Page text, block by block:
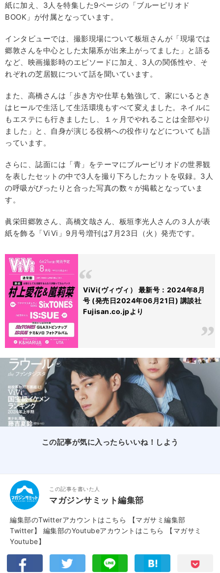
紙に加え、3人を特集した9ページの「ブルーピリオド
BOOK」が付属となっています。
インタビューでは、撮影現場について板垣さんが「現場では
郷敦さんを中心とした太陽系が出来上がってました」と語る
など、映画撮影時のエピソードに加え、3人の関係性や、そ
れぞれの芝居観について話を聞いています。
また、高橋さんは「歩き方や仕草も勉強して、家にいるとき
はヒールで生活して生活環境もすべて変えました。ネイルに
もエステにも行きましたし、１ヶ月でやれることは全部やり
ました」と、自身が演じる役柄への役作りなどについても語
っています。
さらに、誌面には「青」をテーマにブルーピリオドの世界観
を表したセットの中で3人を撮り下ろしたカットを収録。3人
の呼吸がぴったりと合った写真の数々が掲載となっていま
す。
眞栄田郷敦さん、高橋文哉さん、板垣李光人さんの３人が表
紙を飾る「ViVi」9月号増刊は7月23日（火）発売です。
ViVi(ヴィヴィ） 最新号：2024年8月
号 (発売日2024年06月21日) 講談社
Fujisan.co.jpより
この記事が気に入ったらいいね！しよう
この記事を書いた人
マガジンサミット編集部
編集部のTwitterアカウントはこちら
【マガサミ編集部
Twitter】
編集部のYoutubeアカウントはこちら
【マガサミ
Youtube】